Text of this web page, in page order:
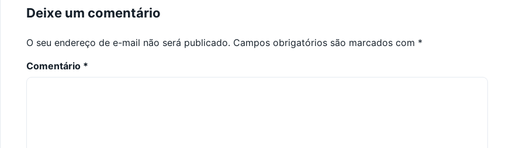
Deixe um comentário
O seu endereço de e-mail não será publicado. Campos obrigatórios são marcados com *
Comentário *